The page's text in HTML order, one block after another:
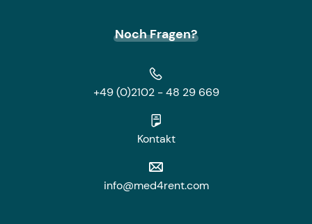
Noch Fragen?
+49 (0)2102 - 48 29 669
Kontakt
info@med4rent.com